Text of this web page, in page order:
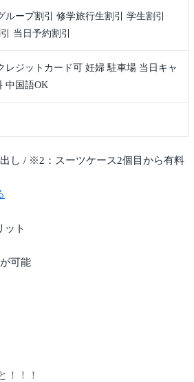
ループ割引 修学旅行生割引 学生割引
当日予約割引
レジットカード可 妊婦 駐車場 当日キャ
中国語OK
し / ※2：スーツケース2個目から有料
ット
可能
！！！